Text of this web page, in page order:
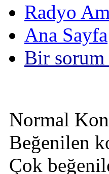
Radyo
Ana Sayfa
Bir
Normal
Beğenilen
Çok